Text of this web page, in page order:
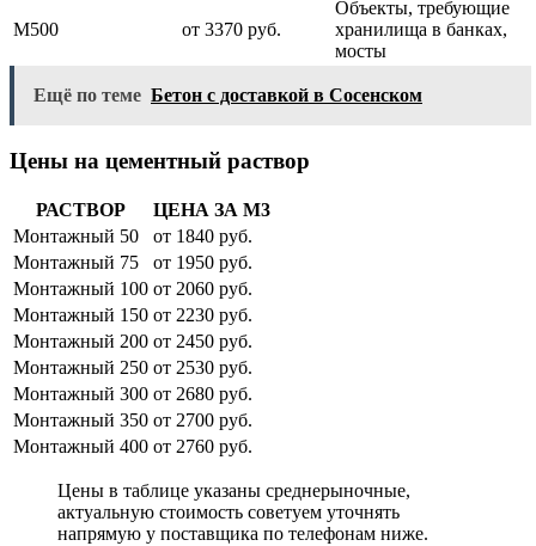
М500 от 3370 руб.
Объекты, требующие
хранилища в банках,
мосты
Ещё по теме Бетон с доставкой в Сосенском
Цены на цементный раствор
РАСТВОР
ЦЕНА ЗА М3
Монтажный 50
от 1840 руб.
Монтажный 75
от 1950 руб.
Монтажный 100 от 2060 руб.
Монтажный 150 от 2230 руб.
Монтажный 200 от 2450 руб.
Монтажный 250 от 2530 руб.
Монтажный 300 от 2680 руб.
Монтажный 350 от 2700 руб.
Монтажный 400 от 2760 руб.
Цены в таблице указаны среднерыночные,
актуальную стоимость советуем уточнять
напрямую у поставщика по телефонам ниже.